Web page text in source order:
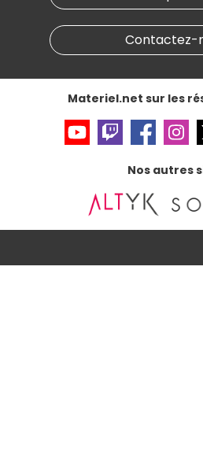
Notre programme d'affiliation
Partenariat & Sponsoring
Informations légales
Données personnellesetcookies
Accessibilité : non conforme
Contactez-
Materiel.net sur les
Nos autres